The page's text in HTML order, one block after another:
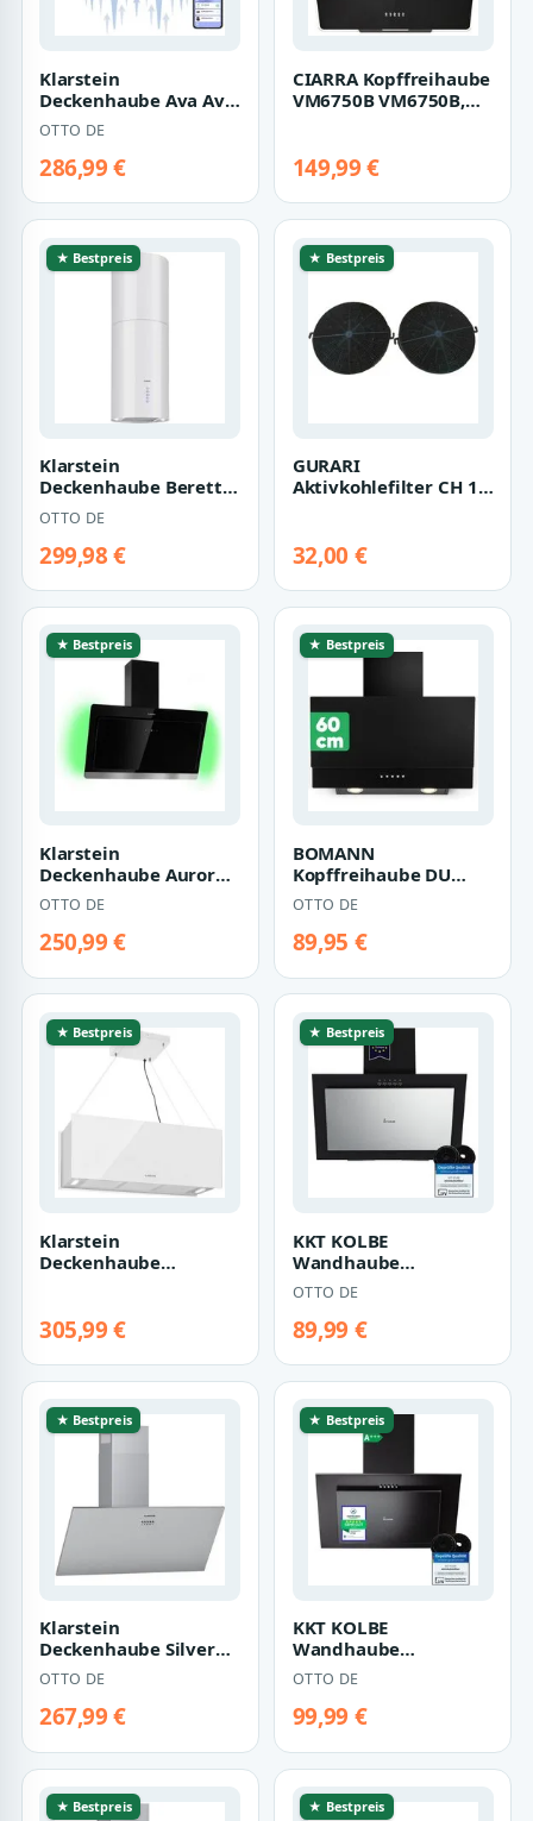
Klarstein
Deckenhaube Ava Ava,
Abzugshaube kopffrei
Abluft Umluft Haub…
OTTO DE
286,99 €
CIARRA Kopffreihaube
VM6750B VM6750B,
149,99 €
★ Bestpreis
Klarstein
Deckenhaube Beretta
Beretta, Abzugshaube
Insel Abluft Haube…
OTTO DE
299,98 €
★ Bestpreis
GURARI
Aktivkohlefilter CH 1,
32,00 €
★ Bestpreis
Klarstein
Deckenhaube Aurora
Eco Aurora Eco,
Abzugshaube kopffrei
Ablu…
OTTO DE
250,99 €
★ Bestpreis
BOMANN
Kopffreihaube DU
7607 G DU 7607 G,
Dunstabzugshaube
60cm, Abzug…
OTTO DE
89,95 €
★ Bestpreis
Klarstein
Deckenhaube
Abzugshaube Ins…
305,99 €
★ Bestpreis
KKT KOLBE
Wandhaube
Dunstabzugshaube
60cm VTH601ED
Dunstabzugshaube
60…
OTTO DE
89,99 €
★ Bestpreis
Klarstein
Deckenhaube Silver
Lining 90 Silver Lining
90, Abzugshaube k…
OTTO DE
267,99 €
★ Bestpreis
KKT KOLBE
Wandhaube
Dunstabzugshaube
60cm VTH6004S
Dunstabzugshaube
60…
OTTO DE
99,99 €
★ Bestpreis ★ Bestpreis